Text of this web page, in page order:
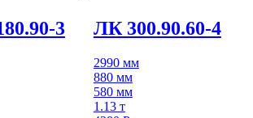
3 ЛК 300.90.60-4
2990 мм
880 мм
580 мм
1.13 т